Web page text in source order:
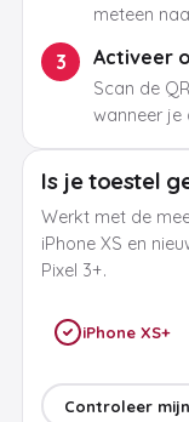
meteen
3 Activeer
Scan de
wanneer je
Is je toestel
Werkt met de
iPhone XS en
Pixel 3+.
iPhone XS+
Controleer